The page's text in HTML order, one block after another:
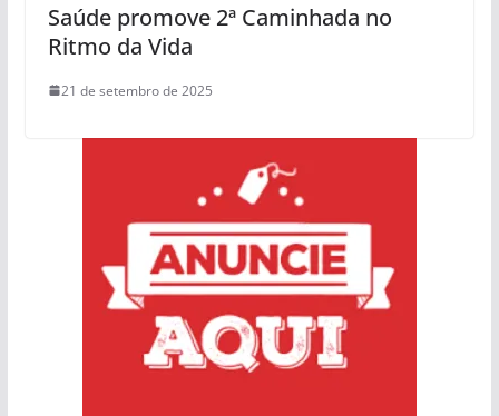
Saúde promove 2ª Caminhada no
Ritmo da Vida
21 de setembro de 2025